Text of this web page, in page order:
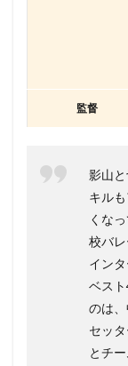
監督
影山
キル
くな
校バ
イン
ベス
のは
セッ
とチ